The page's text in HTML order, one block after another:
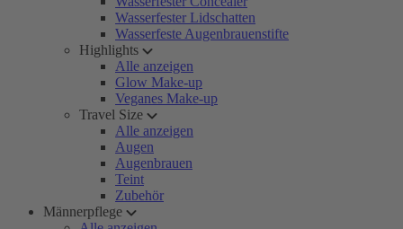
Wasserfester Lidschatten
Wasserfeste Augenbrauenstifte
Highlights
Alle anzeigen
Glow Make-up
Veganes Make-up
Travel Size
Alle anzeigen
Augen
Augenbrauen
Teint
Zubehör
Männerpflege